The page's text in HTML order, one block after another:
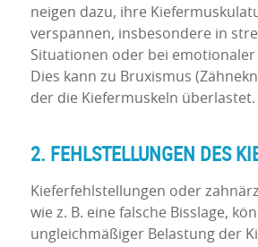
neigen dazu, ihre
verspannen, insbesondere in
Situationen oder bei emotionaler
Dies kann zu Bruxismus
der die Kiefermuskeln überlastet.
2. FEHLSTELLUNGEN DES
Kieferfehlstellungen oder
wie z. B. eine falsche Bisslage,
ungleichmäßiger Belastung der